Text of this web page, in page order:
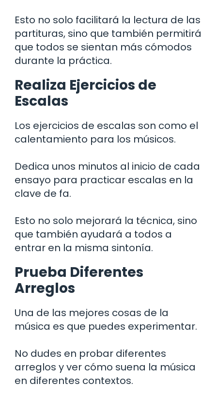
Esto no solo facilitará la lectura de las
partituras, sino que también permitirá
que todos se sientan más cómodos
durante la práctica.
Realiza Ejercicios de
Escalas
Los ejercicios de escalas son como el
calentamiento para los músicos.
Dedica unos minutos al inicio de cada
ensayo para practicar escalas en la
clave de fa.
Esto no solo mejorará la técnica, sino
que también ayudará a todos a
entrar en la misma sintonía.
Prueba Diferentes
Arreglos
Una de las mejores cosas de la
música es que puedes experimentar.
No dudes en probar diferentes
arreglos y ver cómo suena la música
en diferentes contextos.